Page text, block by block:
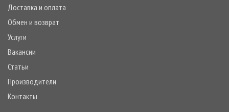
Доставка и оплата
Обмен и возврат
Услуги
Вакансии
Статьи
Производители
Контакты